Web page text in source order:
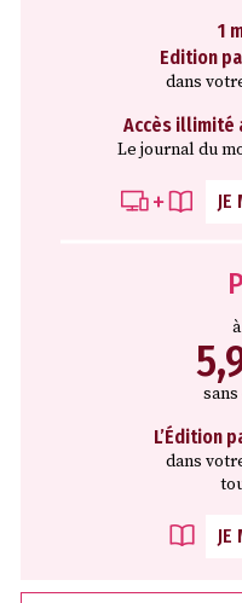
1
Edition
dans
Accès illimité
Le journal du
JE
L’Édition
dans
JE